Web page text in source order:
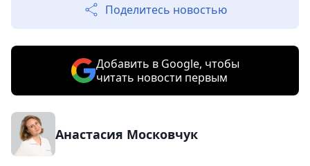
Поделитесь новостью
Добавить в Google, чтобы
читать новости первым
Анастасия Московчук